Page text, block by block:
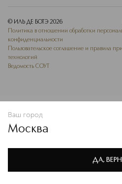
Политике конфиденциальности
В КОРЗИНУ
© ИЛЬ ДЕ БОТЭ 2026
Политика в отношении обработки
конфиденциальности
Пользовательское соглашение и правила
технологий
Ведомость СОУТ
Ваш город
Москва
ДА,